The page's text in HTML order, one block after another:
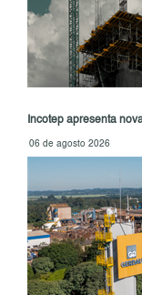
Incotep apresenta
06 de agosto 2026